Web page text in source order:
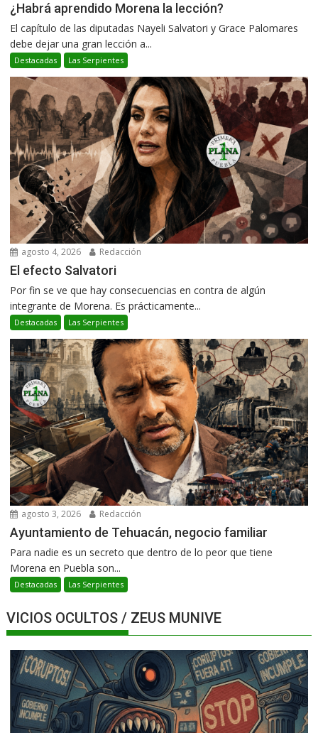
¿Habrá aprendido Morena la lección?
El capítulo de las diputadas Nayeli Salvatori y Grace Palomares
debe dejar una gran lección a...
Destacadas Las Serpientes
agosto 4, 2026 Redacción
El efecto Salvatori
Por fin se ve que hay consecuencias en contra de algún
integrante de Morena. Es prácticamente...
Destacadas Las Serpientes
agosto 3, 2026 Redacción
Ayuntamiento de Tehuacán, negocio familiar
Para nadie es un secreto que dentro de lo peor que tiene
Morena en Puebla son...
Destacadas Las Serpientes
VICIOS OCULTOS / ZEUS MUNIVE